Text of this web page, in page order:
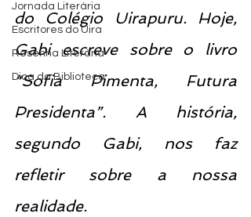
Jornada Literária
Escritores do Uira
Resenha Literária
Dica da Biblioteca
do Colégio Uirapuru. Hoje,
Gabi escreve sobre o livro
“Sofia Pimenta, Futura
Presidenta”. A história,
segundo Gabi, nos faz
refletir sobre a nossa
realidade.